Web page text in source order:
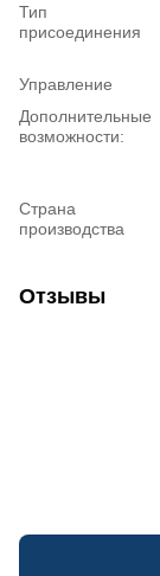
Тип
присоединения
Управление
Дополнительные
возможности:
Страна
производства
Отзывы